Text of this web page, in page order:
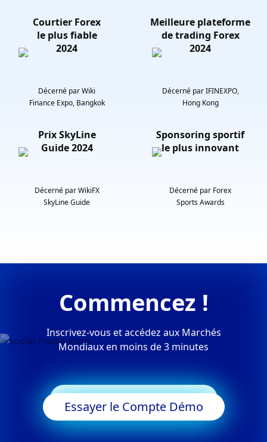
Courtier Forex
le plus fiable
2024
Décerné par Wiki
Finance Expo, Bangkok
Meilleure plateforme
de trading Forex
2024
Décerné par IFINEXPO,
Hong Kong
Prix SkyLine
Guide 2024
Décerné par WikiFX
SkyLine Guide
Sponsoring sportif
le plus innovant
Décerné par Forex
Sports Awards
Commencez !
Inscrivez-vous et accédez aux Marchés
Mondiaux en moins de 3 minutes
Commencer à Trader
Essayer le Compte Démo